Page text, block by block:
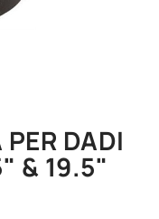
DADI
& 19.5"